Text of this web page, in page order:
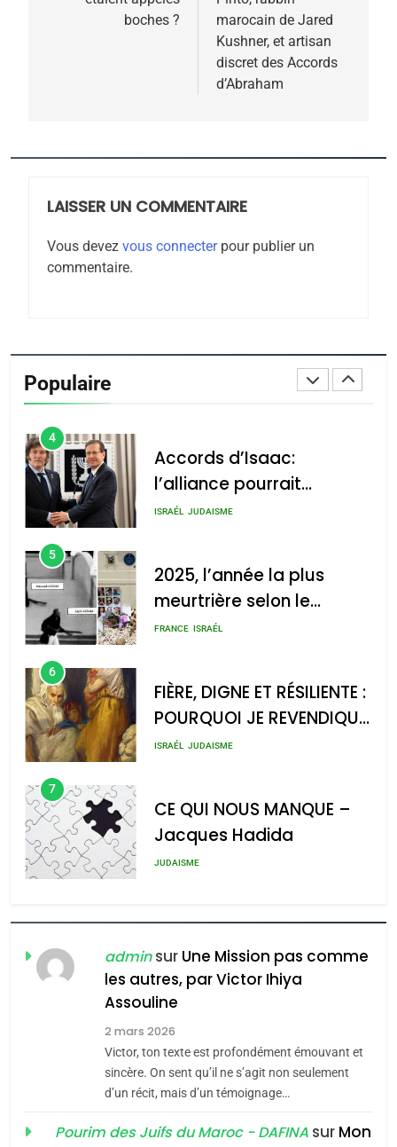
boches ?
marocain de Jared
Kushner, et artisan
discret des Accords
d’Abraham
LAISSER UN COMMENTAIRE
Vous devez vous connecterpour publier un
commentaire.
Populaire
Tafraout, le miel de Tadla
Azilal consacrés produits
du terroir
MAROC
CINEMA ISRAÉL
2
guerre»: La nouvelle
Tout sur la Nostalgie
4
Accords d’Isaac:
l’alliance pourrait
s’étendre à 13 pays
ISRAÉL JUDAISME
5
2025, l’année la plus
meurtrière selon le
rapport d’ADL contre
FRANCE ISRAÉL
6
FIÈRE, DIGNE ET RÉSILIENTE :
POURQUOI JE REVENDIQUE
MA JUDAÏTE par Thérèse
ISRAÉL JUDAISME
7
CE QUI NOUS MANQUE –
Jacques Hadida
JUDAISME
Maroc : Les amandes de
Tafraout, le miel de Tadla
Azilal consacrés produits
du terroir
DAFINA MAROC
Oeil ravageur – Vanessa
De Loya Stauber
CINEMA ISRAÉL
adminsur Une Mission pas comme
les autres, par Victor Ihiya
Assouline
2 mars 2026
Victor, ton texte est profondément émouvant et
sincère. On sent qu’il ne s’agit non seulement
d’un récit, mais d’un témoignage…
Pourim des Juifs du Maroc - DAFINA sur Mon
meurtrière selon le rapport